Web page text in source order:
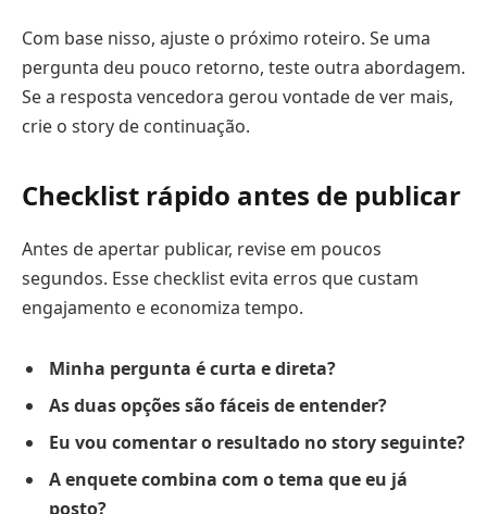
Com base nisso, ajuste o próximo roteiro. Se uma
pergunta deu pouco retorno, teste outra abordagem.
Se a resposta vencedora gerou vontade de ver mais,
crie o story de continuação.
Checklist rápido antes de publicar
Antes de apertar publicar, revise em poucos
segundos. Esse checklist evita erros que custam
engajamento e economiza tempo.
Minha pergunta é curta e direta?
As duas opções são fáceis de entender?
Eu vou comentar o resultado no story seguinte?
A enquete combina com o tema que eu já
posto?